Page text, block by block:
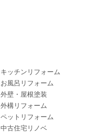
キッチンリフォーム
お風呂リフォーム
外壁・屋根塗装
外構リフォーム
ペットリフォーム
中古住宅リノベ